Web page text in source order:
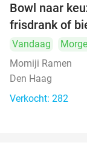
Bowl naar
frisdrank of
Vandaag
Momiji Ramen
Den Haag
Verkocht: 282